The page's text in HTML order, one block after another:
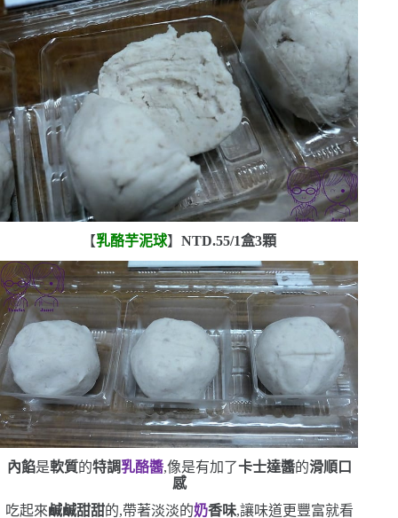
【乳酪芋泥球】NTD.55/1盒3顆
內餡是軟質的特調乳酪醬,像是有加了卡士達醬的滑順口
感
吃起來鹹鹹甜甜的,帶著淡淡的奶香味,讓味道更豐富就看